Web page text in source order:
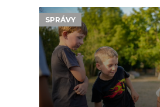
SPRÁVY